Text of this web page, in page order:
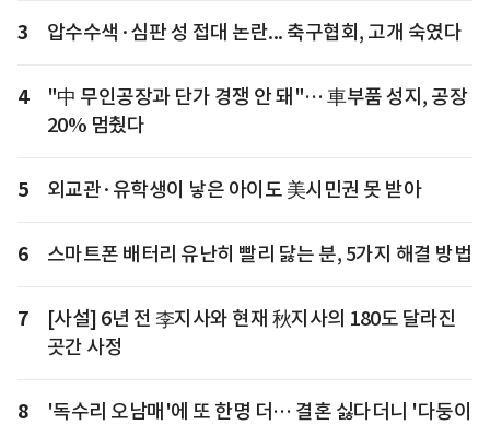
3 압수수색·심판 성 접대 논란... 축구협회, 고개 숙였다
4
"中 무인공장과 단가 경쟁 안 돼"… 車부품 성지, 공장
20% 멈췄다
5 외교관·유학생이 낳은 아이도 美시민권 못 받아
6 스마트폰 배터리 유난히 빨리 닳는 분, 5가지 해결 방법
7
[사설] 6년 전 李지사와 현재 秋지사의 180도 달라진
곳간 사정
8
'독수리 오남매'에 또 한명 더… 결혼 싫다더니 '다둥이